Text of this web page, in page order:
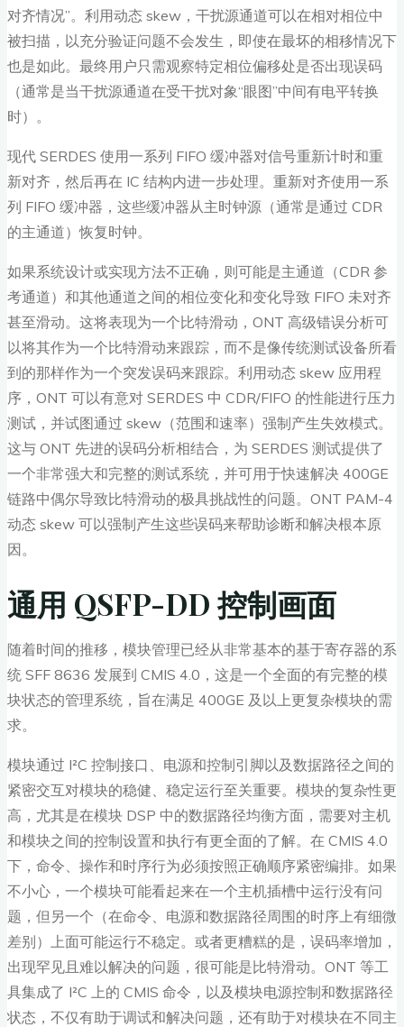
对齐情况”。利用动态 skew，干扰源通道可以在相对相位中
被扫描，以充分验证问题不会发生，即使在最坏的相移情况下
也是如此。最终用户只需观察特定相位偏移处是否出现误码
（通常是当干扰源通道在受干扰对象“眼图”中间有电平转换
时）。
现代 SERDES 使用一系列 FIFO 缓冲器对信号重新计时和重
新对齐，然后再在 IC 结构内进一步处理。重新对齐使用一系
列 FIFO 缓冲器，这些缓冲器从主时钟源（通常是通过 CDR
的主通道）恢复时钟。
如果系统设计或实现方法不正确，则可能是主通道（CDR 参
考通道）和其他通道之间的相位变化和变化导致 FIFO 未对齐
甚至滑动。这将表现为一个比特滑动，ONT 高级错误分析可
以将其作为一个比特滑动来跟踪，而不是像传统测试设备所看
到的那样作为一个突发误码来跟踪。利用动态 skew 应用程
序，ONT 可以有意对 SERDES 中 CDR/FIFO 的性能进行压力
测试，并试图通过 skew（范围和速率）强制产生失效模式。
这与 ONT 先进的误码分析相结合，为 SERDES 测试提供了
一个非常强大和完整的测试系统，并可用于快速解决 400GE
链路中偶尔导致比特滑动的极具挑战性的问题。ONT PAM-4
动态 skew 可以强制产生这些误码来帮助诊断和解决根本原
因。
通用 QSFP-DD 控制画面
随着时间的推移，模块管理已经从非常基本的基于寄存器的系
统 SFF 8636 发展到 CMIS 4.0，这是一个全面的有完整的模
块状态的管理系统，旨在满足 400GE 及以上更复杂模块的需
求。
模块通过 I²C 控制接口、电源和控制引脚以及数据路径之间的
紧密交互对模块的稳健、稳定运行至关重要。模块的复杂性更
高，尤其是在模块 DSP 中的数据路径均衡方面，需要对主机
和模块之间的控制设置和执行有更全面的了解。在 CMIS 4.0
下，命令、操作和时序行为必须按照正确顺序紧密编排。如果
不小心，一个模块可能看起来在一个主机插槽中运行没有问
题，但另一个（在命令、电源和数据路径周围的时序上有细微
差别）上面可能运行不稳定。或者更糟糕的是，误码率增加，
出现罕见且难以解决的问题，很可能是比特滑动。ONT 等工
具集成了 I²C 上的 CMIS 命令，以及模块电源控制和数据路径
状态，不仅有助于调试和解决问题，还有助于对模块在不同主